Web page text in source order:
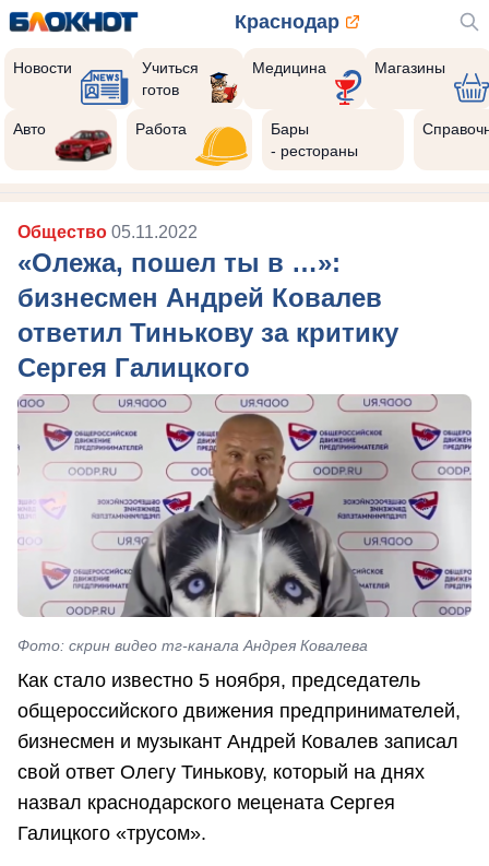
Краснодар
Новости
Учиться
готов
Медицина Магазины
Авто Работа
Бары
- рестораны
Общество 05.11.2022
«Олежа, пошел ты в …»:
бизнесмен Андрей Ковалев
ответил Тинькову за критику
Сергея Галицкого
Фото: скрин видео тг-канала Андрея Ковалева
Как стало известно 5 ноября, председатель
общероссийского движения предпринимателей,
бизнесмен и музыкант Андрей Ковалев записал
свой ответ Олегу Тинькову, который на днях
назвал краснодарского мецената Сергея
Галицкого «трусом».